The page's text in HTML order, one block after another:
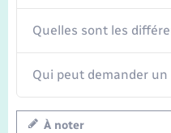
Quelles sont les
Qui peut demander un
À noter